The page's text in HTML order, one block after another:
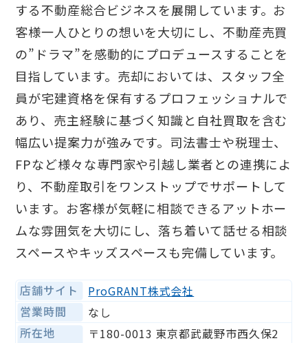
する不動産総合ビジネスを展開しています。お
客様一人ひとりの想いを大切にし、不動産売買
の”ドラマ”を感動的にプロデュースすることを
目指しています。売却においては、スタッフ全
員が宅建資格を保有するプロフェッショナルで
あり、売主経験に基づく知識と自社買取を含む
幅広い提案力が強みです。司法書士や税理士、
FPなど様々な専門家や引越し業者との連携によ
り、不動産取引をワンストップでサポートして
います。お客様が気軽に相談できるアットホー
ムな雰囲気を大切にし、落ち着いて話せる相談
スペースやキッズスペースも完備しています。
店舗サイト
ProGRANT株式会社
営業時間
なし
所在地
〒180-0013 東京都武蔵野市西久保2